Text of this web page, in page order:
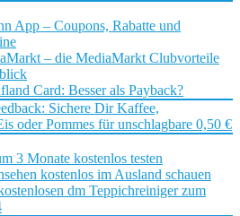
App – Coupons, Rabatte und
– die MediaMarkt Clubvorteile
Card: Besser als Payback?
Sichere Dir Kaffee,
oder Pommes für unschlagbare 0,50 €
3 Monate kostenlos testen
kostenlos im Ausland schauen
dm Teppichreiniger zum